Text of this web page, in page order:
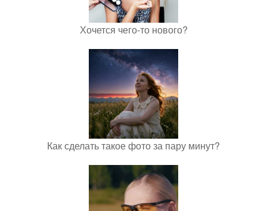
Хочется чего-то нового?
Как сделать такое фото за пару минут?